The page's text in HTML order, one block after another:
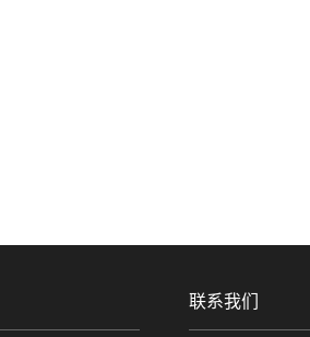
联系我们